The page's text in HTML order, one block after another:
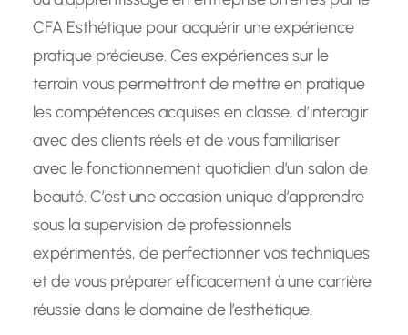
CFA Esthétique pour acquérir une expérience
pratique précieuse. Ces expériences sur le
terrain vous permettront de mettre en pratique
les compétences acquises en classe, d’interagir
avec des clients réels et de vous familiariser
avec le fonctionnement quotidien d’un salon de
beauté. C’est une occasion unique d’apprendre
sous la supervision de professionnels
expérimentés, de perfectionner vos techniques
et de vous préparer efficacement à une carrière
réussie dans le domaine de l’esthétique.